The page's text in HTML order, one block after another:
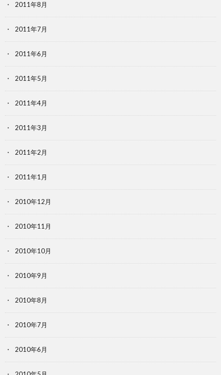
2011年8月
2011年7月
2011年6月
2011年5月
2011年4月
2011年3月
2011年2月
2011年1月
2010年12月
2010年11月
2010年10月
2010年9月
2010年8月
2010年7月
2010年6月